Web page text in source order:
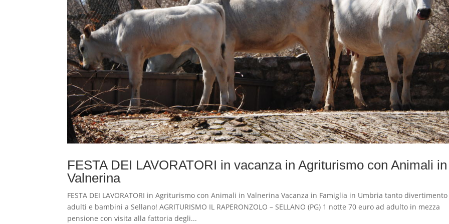
FESTA DEI LAVORATORI in vacanza in Agriturismo con Animali in
Valnerina
FESTA DEI LAVORATORI in Agriturismo con Animali in Valnerina Vacanza in Famiglia in Umbria tanto
adulti e bambini a Sellano! AGRITURISMO IL RAPERONZOLO – SELLANO (PG) 1 notte 70 euro ad adulto in mezza
pensione con visita alla fattoria degli...